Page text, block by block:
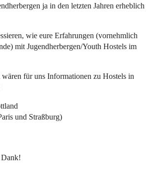
ja in den letzten Jahren erheblich
wie eure Erfahrungen (vornehmlich
mit Jugendherbergen/Youth Hostels im
wären für uns Informationen zu Hostels in
und Straßburg)
Dank!